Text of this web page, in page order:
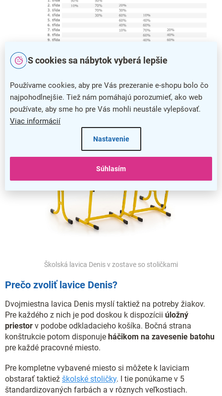
S cookies sa nábytok vyberá lepšie
Používame cookies, aby pre Vás prezeranie e-shopu bolo čo
najpohodlnejšie. Tiež nám pomáhajú porozumieť, ako web
používate, aby sme ho pre Vás mohli neustále vylepšovať.
Viac informácií
Nastavenie
Súhlasím
Veľkostná tabuľka školského nábytku s percentuálnym využitím v
Školská lavica Denis v zostave so stoličkami
Prečo zvoliť lavice Denis?
Dvojmiestna lavica Denis myslí taktiež na potreby žiakov.
Pre každého z nich je pod doskou k dispozícii úložný
priestor v podobe odkladacieho košíka. Bočná strana
konštrukcie potom disponuje háčikom na zavesenie batohu
pre každé pracovné miesto.
Pre kompletne vybavené miesto si môžete k laviciam
obstarať taktiež školské stoličky. I tie ponúkame v 5
štandardizovaných farbách a v rôznych veľkostiach.